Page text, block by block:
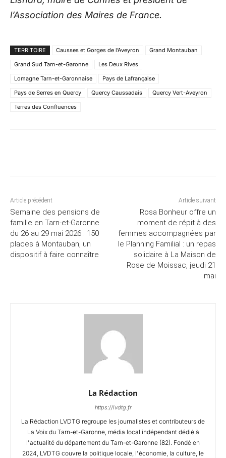
l’Association des Maires de France.
TERRITOIRE Causses et Gorges de l’Aveyron
Grand Montauban
Grand Sud Tarn-et-Garonne
Les Deux Rives
Lomagne Tarn-et-Garonnaise
Pays de Lafrançaise
Pays de Serres en Quercy
Quercy Caussadais
Quercy Vert-Aveyron
Terres des Confluences
Article précédent
Semaine des pensions de
famille en Tarn-et-Garonne
du 26 au 29 mai 2026 : 150
places à Montauban, un
dispositif à faire connaître
Article suivant
Rosa Bonheur offre un
moment de répit à des
femmes accompagnées par
le Planning Familial : un repas
solidaire à La Maison de
Rose de Moissac, jeudi 21
mai
La Rédaction
https://lvdtg.fr
La Rédaction LVDTG regroupe les journalistes et contributeurs de
La Voix du Tarn-et-Garonne, média local indépendant dédié à
l'actualité du département du Tarn-et-Garonne (82). Fondé en
2024, LVDTG couvre la politique locale, l'économie, la culture, le